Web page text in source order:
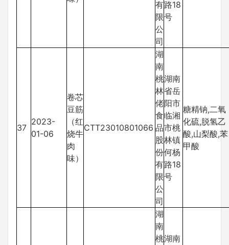
有
限
公
司
路18
号
37
2023-
01-06
卷芯
豆筋
（红
烧牛
肉
味）
CTT23010801066
湖
南
桃
林
佬
食
品
股
份
有
限
公
司
湖南
省岳
阳市
临湘
市桃
林镇
何杨
路18
号
糖精钠,二氧
化硫,脱氢乙
酸,山梨酸,苯
甲酸
湖
南
桃湖南